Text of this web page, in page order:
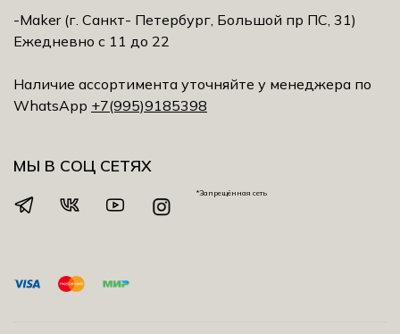
-Maker (г. Санкт- Петербург, Большой пр ПС, 31)
Ежедневно с 11 до 22
Наличие ассортимента уточняйте у менеджера по
WhatsApp +7(995)9185398
МЫ В СОЦ СЕТЯХ
*Запрещённая сеть